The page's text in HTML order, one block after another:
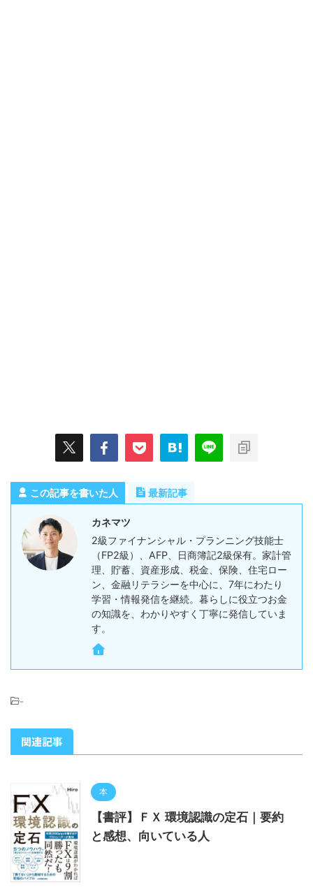
この記事を書いた人 最新記事
カネマツ
2級ファイナンシャル・プランニング技能士
（FP2級）、AFP、日商簿記2級保有。家計管
理、貯蓄、資産形成、税金、保険、住宅ロー
ン、金融リテラシーを中心に、7年にわたり
学習・情報発信を継続。暮らしに役立つお金
の知識を、わかりやすく丁寧に発信していま
す。
-
関連記事
本
【書評】ＦＸ 環境認識の定石｜要約
と感想、向いている人